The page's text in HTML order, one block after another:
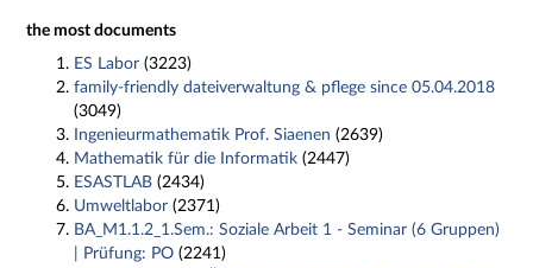
the most documents
ES Labor (3223)
family-friendly dateiverwaltung & pflege since 05.04.2018
(3049)
Ingenieurmathematik Prof. Siaenen (2639)
Mathematik für die Informatik (2447)
ESASTLAB (2434)
Umweltlabor (2371)
BA_M1.1.2_1.Sem.: Soziale Arbeit 1 - Seminar (6 Gruppen)
| Prüfung: PO (2241)